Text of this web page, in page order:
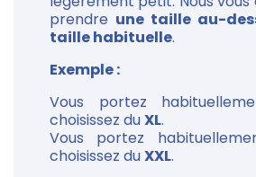
prendre une taille au-
taille habituelle.
Exemple :
Vous portez
choisissez duXL.
Vous portez
choisissez duXXL.